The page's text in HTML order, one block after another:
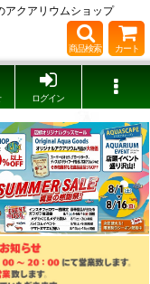
アクアリウムショップ
商品検索 カート
ログイン